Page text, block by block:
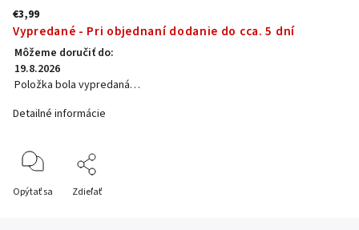
€3,99
Vypredané - Pri objednaní dodanie do cca. 5 dní
Môžeme doručiť do:
19.8.2026
Položka bola vypredaná…
Detailné informácie
Opýtať sa Zdieľať